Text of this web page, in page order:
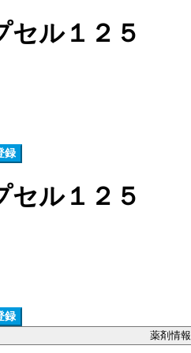
セル１２５
録
セル１２５
録
薬剤情報